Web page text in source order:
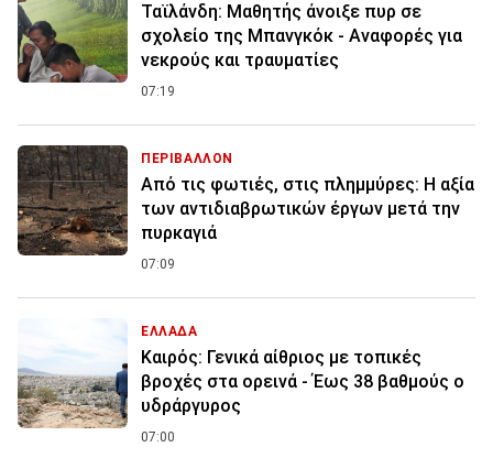
Ταϊλάνδη: Μαθητής άνοιξε πυρ σε
σχολείο της Μπανγκόκ - Αναφορές για
νεκρούς και τραυματίες
07:19
ΠΕΡΙΒΑΛΛΟΝ
Από τις φωτιές, στις πλημμύρες: Η αξία
των αντιδιαβρωτικών έργων μετά την
πυρκαγιά
07:09
ΕΛΛΑΔΑ
Καιρός: Γενικά αίθριος με τοπικές
βροχές στα ορεινά - Έως 38 βαθμούς ο
υδράργυρος
07:00